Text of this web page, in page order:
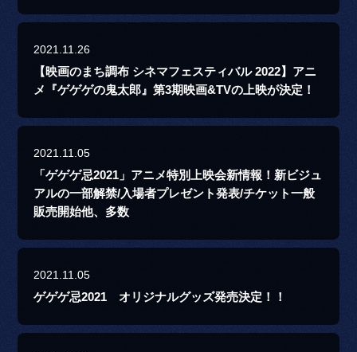
2021.11.26
【映画のまち調布 シネマフェスティバル 2022】アニ
メ『ゲゲゲの鬼太郎』第3期映画&TVの上映が決定！
2021.11.05
「ゲゲゲ忌2021」アニメ特別上映会新情報！新ビジュ
アルの一部解禁/入場者プレゼント発表/チケット一般
販売開始他、多数
2021.11.05
ゲゲゲ忌2021 オリジナルグッズ発売決定！！